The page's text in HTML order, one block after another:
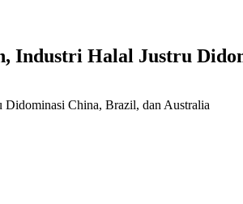
Industri Halal Justru